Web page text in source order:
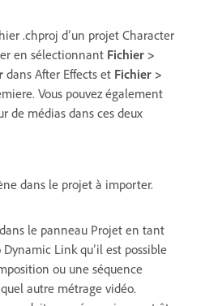
.chproj d’un projet Character
en sélectionnant Fichier >
dans After Effects et Fichier >
Vous pouvez également
de médias dans ces deux
dans le projet à importer.
le panneau Projet en tant
Link qu’il est possible
ou une séquence
autre métrage vidéo.